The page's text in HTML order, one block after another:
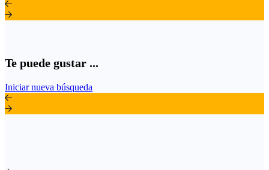
Te puede gustar ...
Iniciar nueva búsqueda